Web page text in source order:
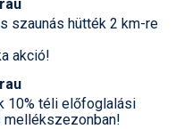
szaunás hütték 2 km-re
akció!
10% téli előfoglalási